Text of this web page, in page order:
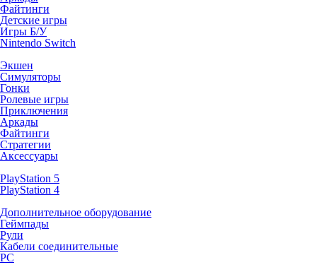
Файтинги
Детские игры
Игры Б/У
Nintendo Switch
Экшен
Симуляторы
Гонки
Ролевые игры
Приключения
Аркады
Файтинги
Стратегии
Аксессуары
PlayStation 5
PlayStation 4
Дополнительное оборудование
Геймпады
Рули
Кабели соединительные
PC